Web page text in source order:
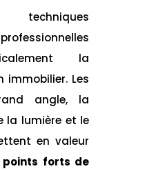
techniques
la
immobilier. Les
angle, la
la lumière et le
en valeur
forts de